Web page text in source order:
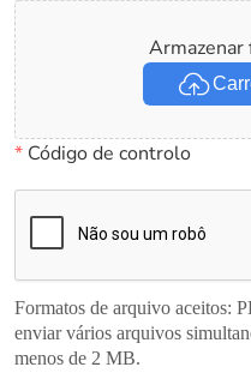
Armazenar
*Código de controlo
Formatos de arquivo aceitos:
enviar vários arquivos
menos de 2 MB.